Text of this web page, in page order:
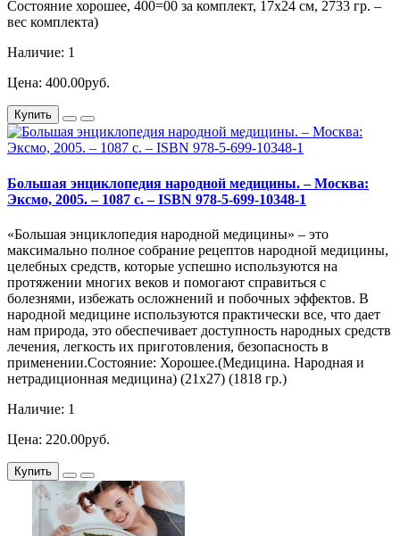
Состояние хорошее, 400=00 за комплект, 17х24 см, 2733 гр. –
вес комплекта)
Наличие: 1
Цена: 400.00руб.
Купить
Большая энциклопедия народной медицины. – Москва:
Эксмо, 2005. – 1087 с. – ISBN 978-5-699-10348-1
«Большая энциклопедия народной медицины» – это
максимально полное собрание рецептов народной медицины,
целебных средств, которые успешно используются на
протяжении многих веков и помогают справиться с
болезнями, избежать осложнений и побочных эффектов. В
народной медицине используются практически все, что дает
нам природа, это обеспечивает доступность народных средств
лечения, легкость их приготовления, безопасность в
применении.Состояние: Хорошее.(Медицина. Народная и
нетрадиционная медицина) (21х27) (1818 гр.)
Наличие: 1
Цена: 220.00руб.
Купить